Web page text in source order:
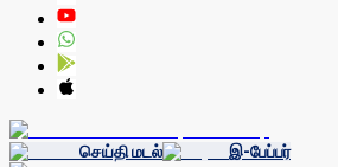
செய்தி மடல் இ-பேப்பர்